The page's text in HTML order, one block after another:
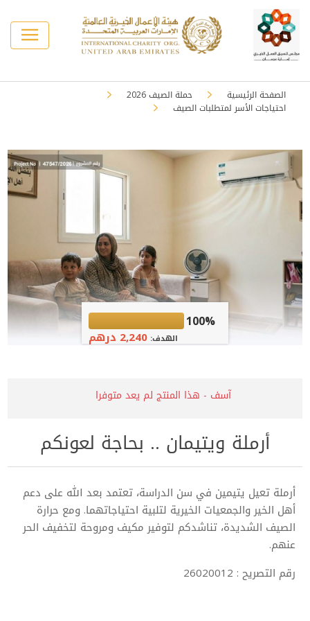
الصفحة الرئيسية
حملة الصيف 2026
احتياجات الأسر لمتطلبات الصيف
100%
الهدف:2,240 درهم
آسف - هذا المنتج لم يعد متوفرا
أرملة ويتيمان .. بحاجة لعونكم
أرملة تعيل يتيمين في سن الدراسة، تعتمد بعد الله على دعم
أهل الخير والجمعيات الخيرية لتلبية احتياجاتهما. ومع حرارة
الصيف الشديدة، تناشدكم لتوفير مكيف ومروحة لتخفيف الحر
عنهم.
رقم التصريح : 26020012